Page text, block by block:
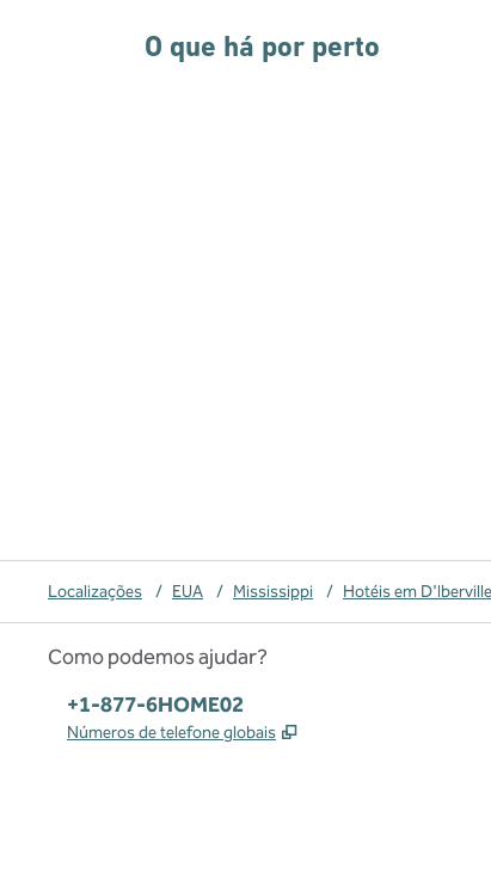
O que há por perto
Localizações / EUA / Mississippi / Hotéis em D'Iberville
Como podemos ajudar?
Telefone:
+1-877-6HOME02
Números de telefone globais ,